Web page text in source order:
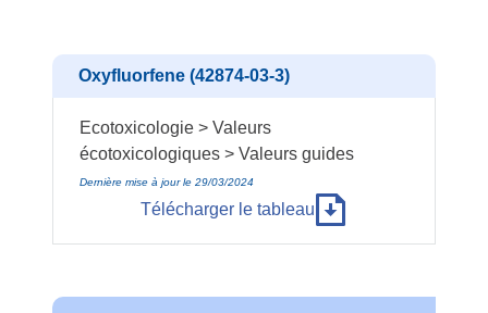
Oxyfluorfene (42874-03-3)
Ecotoxicologie > Valeurs
écotoxicologiques > Valeurs guides
Dernière mise à jour le 29/03/2024
Télécharger le tableau